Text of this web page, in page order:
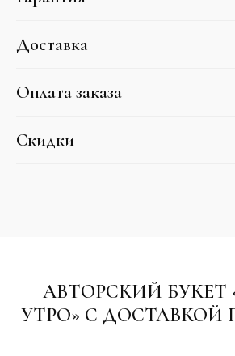
Доставка
Оплата заказа
Скидки
АВТОРСКИЙ БУКЕТ
УТРО» С ДОСТАВКОЙ